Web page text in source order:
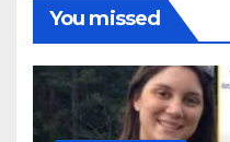
You missed